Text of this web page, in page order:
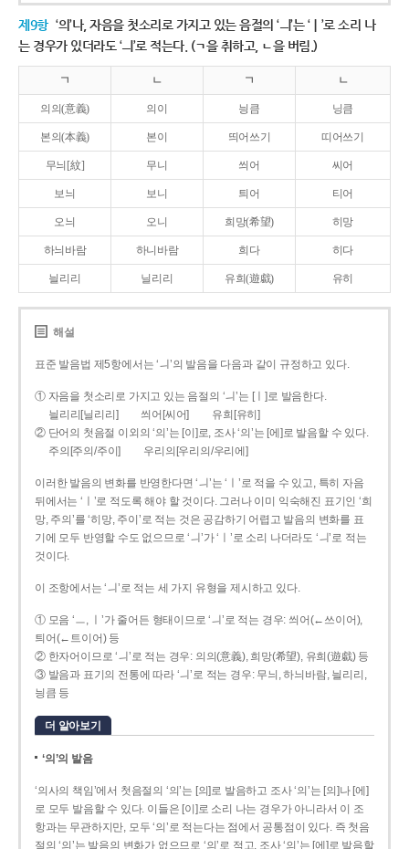
제9항 ‘의’나, 자음을 첫소리로 가지고 있는 음절의 ‘ㅢ’는 ‘ㅣ’로 소리 나
는 경우가 있더라도 ‘ㅢ’로 적는다. (ㄱ을 취하고, ㄴ을 버림.)
ㄱ ㄴ ㄱ ㄴ
의의(意義) 의이 닁큼 닝큼
본의(本義) 본이 띄어쓰기 띠어쓰기
무늬[紋] 무니 씌어 씨어
보늬 보니 틔어 티어
오늬 오니 희망(希望) 히망
하늬바람 하니바람 희다 히다
늴리리 닐리리 유희(遊戱) 유히
해설
표준 발음법 제5항에서는 ‘ㅢ’의 발음을 다음과 같이 규정하고 있다.
① 자음을 첫소리로 가지고 있는 음절의 ‘ㅢ’는 [ㅣ]로 발음한다.
늴리리[닐리리]
씌어[씨어]
유희[유히]
② 단어의 첫음절 이외의 ‘의’는 [이]로, 조사 ‘의’는 [에]로 발음할 수 있다.
주의[주의/주이]
우리의[우리의/우리에]
이러한 발음의 변화를 반영한다면 ‘ㅢ’는 ‘ㅣ’로 적을 수 있고, 특히 자음
뒤에서는 ‘ㅣ’로 적도록 해야 할 것이다. 그러나 이미 익숙해진 표기인 ‘희
망, 주의’를 ‘히망, 주이’로 적는 것은 공감하기 어렵고 발음의 변화를 표
기에 모두 반영할 수도 없으므로 ‘ㅢ’가 ‘ㅣ’로 소리 나더라도 ‘ㅢ’로 적는
것이다.
이 조항에서는 ‘ㅢ’로 적는 세 가지 유형을 제시하고 있다.
① 모음 ‘ㅡ, ㅣ’가 줄어든 형태이므로 ‘ㅢ’로 적는 경우: 씌어(←쓰이어),
틔어(←트이어) 등
② 한자어이므로 ‘ㅢ’로 적는 경우: 의의(意義), 희망(希望), 유희(遊戱) 등
③ 발음과 표기의 전통에 따라 ‘ㅢ’로 적는 경우: 무늬, 하늬바람, 늴리리,
닁큼 등
더 알아보기
‘의’의 발음
‘의사의 책임’에서 첫음절의 ‘의’는 [의]로 발음하고 조사 ‘의’는 [의]나 [에]
로 모두 발음할 수 있다. 이들은 [이]로 소리 나는 경우가 아니라서 이 조
항과는 무관하지만, 모두 ‘의’로 적는다는 점에서 공통점이 있다. 즉 첫음
절의 ‘의’는 발음의 변화가 없으므로 ‘의’로 적고, 조사 ‘의’는 [에]로 발음할